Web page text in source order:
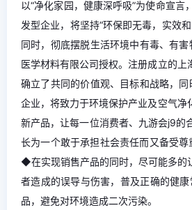
以“净化家园，健康深呼吸”为使命宣
发型企业，将坚持“环保即无毒，实效
同时，彻底摆脱生活环境中有毒、有
医学材料有限公司授权。注册成立的
确立了共同的价值观、目标和战略，
企业，将致力于环境保护产业及空气
新产品，让每一位消费者、九游会j9的
长为一个敢于承担社会责任而又备受
◆在实现销售产品的同时，尽可能多的
者造成的误导与伤害，普及正确的健
品，避免对环境造成二次污染。